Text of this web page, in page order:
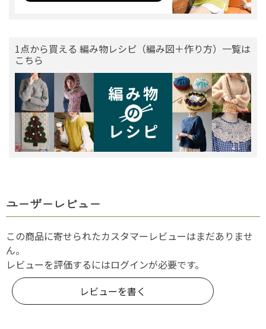
1点から買える 編み物レシピ（編み図＋作り方）一覧は
こちら
ユーザーレビュー
この商品に寄せられたカスタマーレビューはまだありませ
ん。
レビューを評価するにはログインが必要です。
レビューを書く